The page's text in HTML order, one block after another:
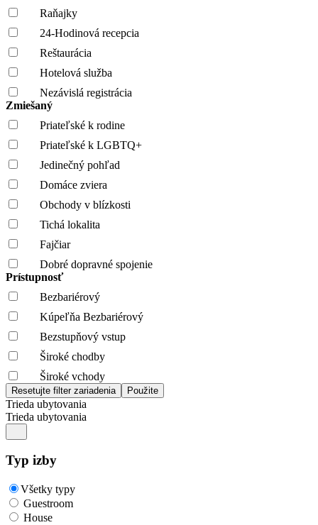
Raňajky
24-Hodinová recepcia
Reštaurácia
Hotelová služba
Nezávislá registrácia
Zmiešaný
Priateľské k rodine
Priateľské k LGBTQ+
Jedinečný pohľad
Domáce zviera
Obchody v blízkosti
Tichá lokalita
Fajčiar
Dobré dopravné spojenie
Prístupnosť
Bezbariérový
Kúpeľňa Bezbariérový
Bezstupňový vstup
Široké chodby
Široké vchody
Trieda ubytovania
Trieda ubytovania
Typ izby
Všetky typy
Guestroom
House